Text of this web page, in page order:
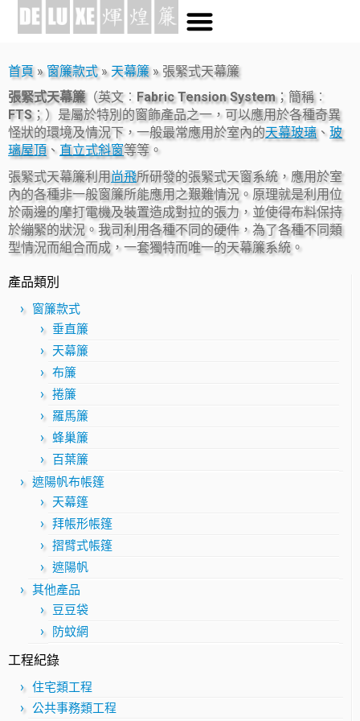
首頁 » 窗簾款式 » 天幕簾 » 張緊式天幕簾
張緊式天幕簾（英文︰ Fabric Tension System；簡稱︰
FTS；）是屬於特別的窗飾產品之一，可以應用於各種奇異
怪狀的環境及情況下，一般最常應用於室內的天幕玻璃、 玻
璃屋頂、 直立式斜窗等等。
張緊式天幕簾利用尚飛所研發的張緊式天窗系統，應用於室
內的各種非一般窗簾所能應用之艱難情況。原理就是利用位
於兩邊的摩打電機及裝置造成對拉的張力，並使得布料保持
於繃緊的狀況。我司利用各種不同的硬件，為了各種不同類
型情況而組合而成，一套獨特而唯一的天幕簾系統。
產品類別
窗簾款式
垂直簾
天幕簾
布簾
捲簾
羅馬簾
蜂巢簾
百葉簾
遮陽帆布帳篷
天幕篷
拜帳形帳篷
摺臂式帳篷
遮陽帆
其他產品
豆豆袋
防蚊網
工程紀錄
住宅類工程
公共事務類工程